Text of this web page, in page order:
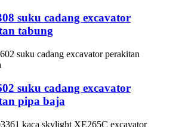
suku cadang excavator
tabung
suku cadang excavator
pipa baja